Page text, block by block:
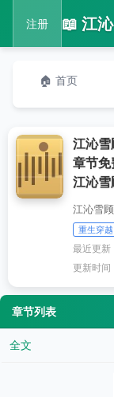
注册
🏠 首页
江沁雪
章节免
江沁雪
江沁雪
重生穿越
最近更新
更新时间
章节列表
全文